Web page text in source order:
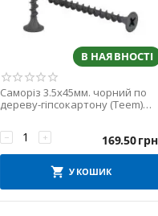
В НАЯВНОСТІ
Саморіз 3.5х45мм. чорний по
дереву-гіпсокартону (Teem)
+
− 169.50
У КОШИК